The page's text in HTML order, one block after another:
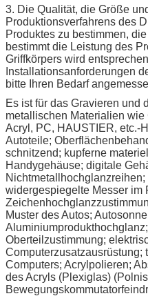
3. Die Qualität, die Größe
Produktionsverfahrens des
Produktes zu bestimmen,
bestimmt die Leistung des
Griffkörpers wird
Installationsanforderungen
bitte Ihren Bedarf
Es ist für das Gravieren und
metallischen Materialien wie
Acryl, PC, HAUSTIER, etc.-
Autoteile;
schnitzend; kupferne
Handygehäuse; digitale
widergespiegelte Messer im
Muster des Autos;
Oberteilzustimmung;
Computerzusatzausrüstung;
Computers; Acrylpolieren;
des Acryls (Plexiglas)